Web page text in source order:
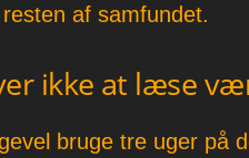
af samfundet.
ikke at læse
bruge tre uger på